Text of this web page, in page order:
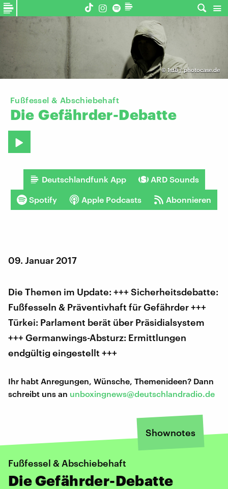
© 1st8 / photocase.de
Fußfessel & Abschiebehaft
Die Gefährder-Debatte
Deutschlandfunk App ARD Sounds
Spotify Apple Podcasts Abonnieren
09. Januar 2017
Die Themen im Update: +++ Sicherheitsdebatte:
Fußfesseln & Präventivhaft für Gefährder +++
Türkei: Parlament berät über Präsidialsystem
+++ Germanwings-Absturz: Ermittlungen
endgültig eingestellt +++
Ihr habt Anregungen, Wünsche, Themenideen? Dann
schreibt uns an unboxingnews@deutschlandradio.de
Shownotes
Fußfessel & Abschiebehaft
Die Gefährder-Debatte